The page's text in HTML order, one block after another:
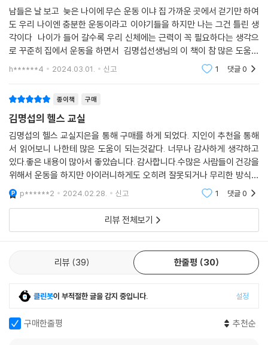
남들은 날 보고 늦은 나이에 무슨 운동 이냐 집 가까운 곳에서 걷기만 하여
도 우리 나이엔 충분한 운동이라고 이야기들을 하지만 나는 그건 틀린 생
각이다 나이가 들어 갈수록 우리 신체에는 근력이 꼭 필요하다는 생각으
로 꾸준히 집에서 운동을 하면서 김명섭선생님의 이 책이 참 많은 도움이
되고 있습니다.,.. 나이 68세에 그래도 30대의 평범한 젊은이들 보다 더 좋
h******4 2024.03.01. 신고 1 댓글0
종이책 구매
김명섭의 헬스 교실
김명섭의 헬스 교실지은을 통해 구매를 하게 되었다. 지인이 추천을 통해
서 읽어보니 나한테 많은 도움이 되는것같다. 너무나 감사하게 생각하고
있다.좋은 내용이 많아서 좋았습니다. 감사합니다.수많은 사람들이 건강을
위해서 운동을 하지만 아이러니하게도 오히려 잘못되거나 무리한 방식으
로 인해 심각한 부상을너무나 잘봤습니다. 감사합니다.내용이 정말로 좋네
요
p******2 2024.02.28. 신고 1 댓글0
리뷰 전체보기
리뷰 39 한줄평 30
클린봇이 부적절한 글을 감지 중입니다. 설정
구매한줄평 추천순